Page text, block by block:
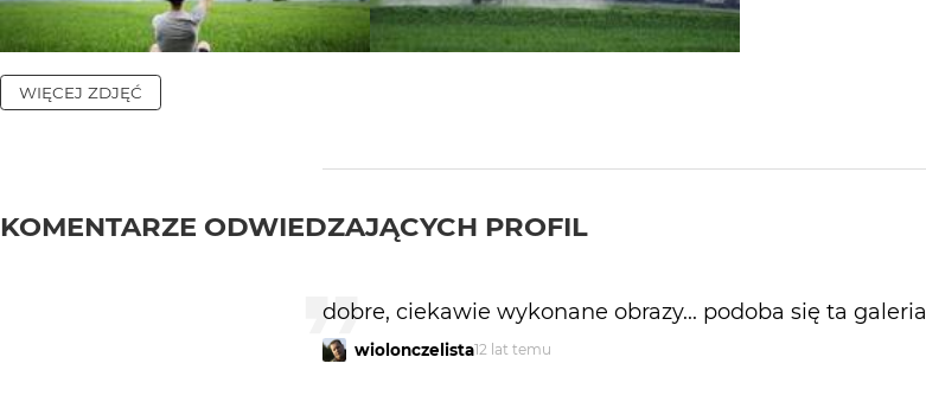
WIĘCEJ ZDJĘĆ
KOMENTARZE ODWIEDZAJĄCYCH PROFIL
dobre, ciekawie wykonane obrazy... podoba się ta galeria
wiolonczelista12 lat temu